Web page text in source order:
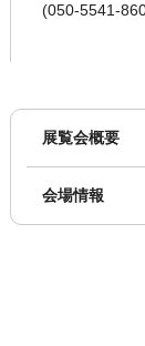
(050-5541-
展覧会概要
会場情報